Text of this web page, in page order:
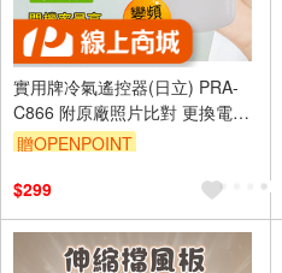
實用牌冷氣遙控器(日立) PRA-
C866 附原廠照片比對 更換電池
免設定 台灣設計
贈OPENPOINT
（運費不算在 2000 元的範圍
內）
單品享9折
$299